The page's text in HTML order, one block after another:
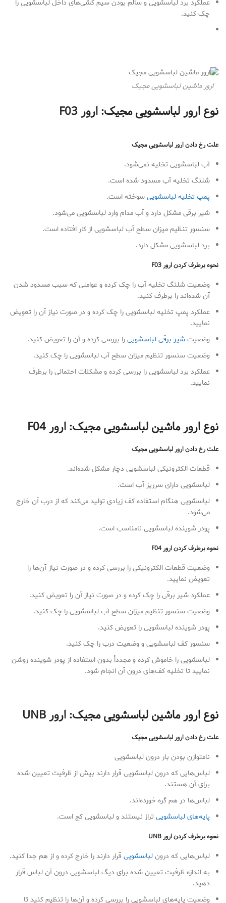
عملکرد برد لباسشویی و سالم بودن سیم کشی‌های داخل لباسشویی را
چک کنید.
ارور ماشین لباسشویی مجیک
نوع ارور لباسشویی مجیک: ارورF03
علت رخ دادن ارور لباسشویی مجیک
آب لباسشویی تخلیه نمی‌شود.
شلنگ تخلیه آب مسدود شده است.
پمپ تخلیه لباسشوییسوخته است.
شیر برقی مشکل دارد و آب مدام وارد لباسشویی می‌شود.
سنسور تنظیم میزان سطح آب لباسشویی از کار افتاده است.
برد لباسشویی مشکل دارد.
نحوه برطرف کردن ارورF03
وضعیت شلنگ تخلیه آب را چک کرده و عواملی که سبب مسدود شدن
آن شده‌اند را برطرف کنید.
عملکرد پمپ تخلیه لباسشویی را چک کرده و در صورت نیاز آن را تعویض
نمایید.
وضعیتشیر برقی لباسشوییرا بررسی کرده و آن را تعویض کنید.
وضعیت سنسور تنظیم میزان سطح آب لباسشویی را چک کنید.
عملکرد برد لباسشویی را بررسی کرده و مشکلات احتمالی را برطرف
نمایید.
نوع ارور ماشین لباسشویی مجیک: ارورF04
علت رخ دادن ارور لباسشویی مجیک
قطعات الکترونیکی لباسشویی دچار مشکل شده‌اند.
لباسشویی دارای سرریز آب است.
لباسشویی هنگام استفاده کف زیادی تولید می‌کند که از درب آن خارج
می‌شود.
پودر شوینده لباسشویی نامناسب است.
نحوه برطرف کردن ارورF04
وضعیت قطعات الکترونیکی را بررسی کرده و در صورت نیاز آن‌ها را
تعویض نمایید.
عملکرد شیر برقی را چک کرده و در صورت نیاز آن را تعویض کنید.
وضعیت سنسور تنظیم میزان سطح آب لباسشویی را چک کنید.
پودر شوینده لباسشویی را تعویض کنید.
سنسور کف لباسشویی و وضعیت درب را چک کنید.
لباسشویی را خاموش کرده و مجدداً بدون استفاده از پودر شوینده روشن
نمایید تا تخلیه کف‌های درون آن انجام شود.
نوع ارور ماشین لباسشویی مجیک: ارورUNB
علت رخ دادن ارور لباسشویی مجیک
نامتوازن بودن بار درون لباسشویی
لباس‌هایی که درون لباسشویی قرار دارند بیش از ظرفیت تعیین شده
برای آن هستند.
لباس‌ها در هم گره خورده‌اند.
پایه‌های لباسشویی تراز نیستند و لباسشویی کج است.
نحوه برطرف کردن ارورUNB
لباس‌هایی که درونلباسشویی قرار دارند را خارج کرده و از هم جدا کنید.
به اندازه ظرفیت تعیین شده برای دیگ لباسشویی درون آن لباس قرار
دهید.
وضعیت پایه‌های لباسشویی را بررسی کرده و آن‌ها را تنظیم کنید تا